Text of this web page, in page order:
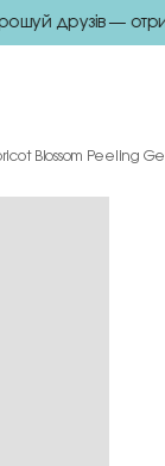
друзів —
Blossom Peeling